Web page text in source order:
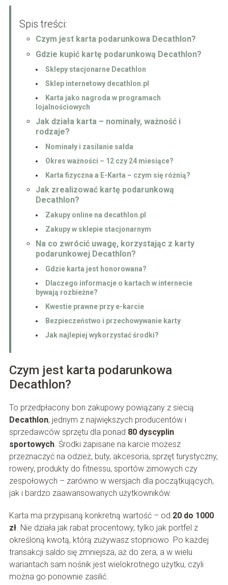
Spis treści:
Czym jest karta podarunkowa Decathlon?
Gdzie kupić kartę podarunkową Decathlon?
Sklepy stacjonarne Decathlon
Sklep internetowy decathlon.pl
Karta jako nagroda w programach
lojalnościowych
Jak działa karta – nominały, ważność i
rodzaje?
Nominały i zasilanie salda
Okres ważności – 12 czy 24 miesiące?
Karta fizyczna a E-Karta – czym się różnią?
Jak zrealizować kartę podarunkową
Decathlon?
Zakupy online na decathlon.pl
Zakupy w sklepie stacjonarnym
Na co zwrócić uwagę, korzystając z karty
podarunkowej Decathlon?
Gdzie karta jest honorowana?
Dlaczego informacje o kartach w internecie
bywają rozbieżne?
Kwestie prawne przy e-karcie
Bezpieczeństwo i przechowywanie karty
Jak najlepiej wykorzystać środki?
Czym jest karta podarunkowa
Decathlon?
To przedpłacony bon zakupowy powiązany z siecią
Decathlon, jednym z największych producentów i
sprzedawców sprzętu dla ponad 80 dyscyplin
sportowych. Środki zapisane na karcie możesz
przeznaczyć na odzież, buty, akcesoria, sprzęt turystyczny,
rowery, produkty do fitnessu, sportów zimowych czy
zespołowych – zarówno w wersjach dla początkujących,
jak i bardzo zaawansowanych użytkowników.
Karta ma przypisaną konkretną wartość – od 20 do 1000
zł. Nie działa jak rabat procentowy, tylko jak portfel z
określoną kwotą, którą zużywasz stopniowo. Po każdej
transakcji saldo się zmniejsza, aż do zera, a w wielu
wariantach sam nośnik jest wielokrotnego użytku, czyli
można go ponownie zasilić.